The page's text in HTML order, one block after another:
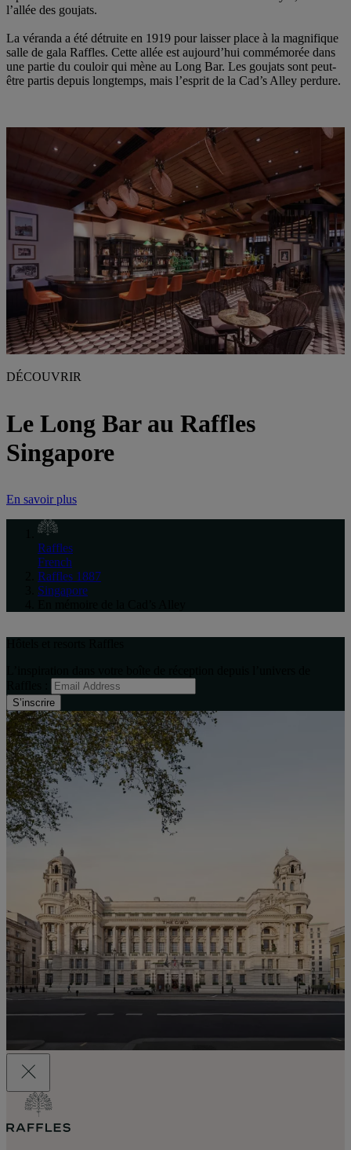
l’allée des goujats.
La véranda a été détruite en 1919 pour laisser place à la magnifique
salle de gala Raffles. Cette allée est aujourd’hui commémorée dans
une partie du couloir qui mène au Long Bar. Les goujats sont peut-
être partis depuis longtemps, mais l’esprit de la Cad’s Alley perdure.
DÉCOUVRIR
Le Long Bar au Raffles
Singapore
En savoir plus
Raffles
French
Raffles 1887
Singapore
S’inscrire